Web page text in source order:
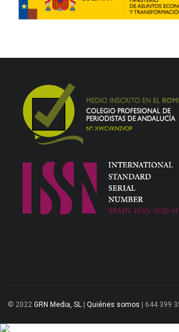
© 2022GRN Media, SL |Quiénes somos | 644 399